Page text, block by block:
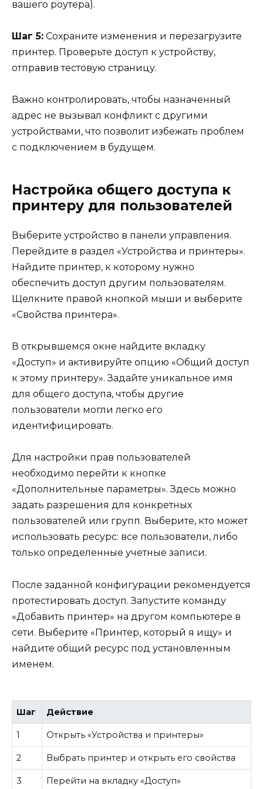
вашего роутера).
Шаг 5: Сохраните изменения и перезагрузите
принтер. Проверьте доступ к устройству,
отправив тестовую страницу.
Важно контролировать, чтобы назначенный
адрес не вызывал конфликт с другими
устройствами, что позволит избежать проблем
с подключением в будущем.
Настройка общего доступа к
принтеру для пользователей
Выберите устройство в панели управления.
Перейдите в раздел «Устройства и принтеры».
Найдите принтер, к которому нужно
обеспечить доступ другим пользователям.
Щелкните правой кнопкой мыши и выберите
«Свойства принтера».
В открывшемся окне найдите вкладку
«Доступ» и активируйте опцию «Общий доступ
к этому принтеру». Задайте уникальное имя
для общего доступа, чтобы другие
пользователи могли легко его
идентифицировать.
Для настройки прав пользователей
необходимо перейти к кнопке
«Дополнительные параметры». Здесь можно
задать разрешения для конкретных
пользователей или групп. Выберите, кто может
использовать ресурс: все пользователи, либо
только определенные учетные записи.
После заданной конфигурации рекомендуется
протестировать доступ. Запустите команду
«Добавить принтер» на другом компьютере в
сети. Выберите «Принтер, который я ищу» и
найдите общий ресурс под установленным
именем.
Шаг Действие
1 Открыть «Устройства и принтеры»
2 Выбрать принтер и открыть его свойства
3 Перейти на вкладку «Доступ»